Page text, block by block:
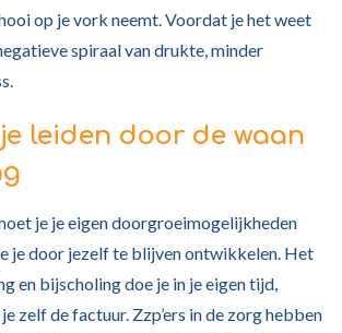
op je vork neemt. Voordat je het weet
spiraal van drukte, minder
leiden door de waan
je je eigen doorgroeimogelijkheden
je door jezelf te blijven ontwikkelen. Het
en bijscholing doe je in je eigen tijd,
zelf de factuur. Zzp’ers in de zorg hebben